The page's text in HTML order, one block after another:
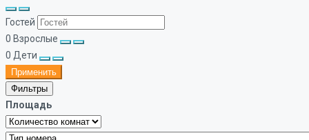
Гостей
0 Взрослые
0 Дети
Применить
Фильтры
Площадь